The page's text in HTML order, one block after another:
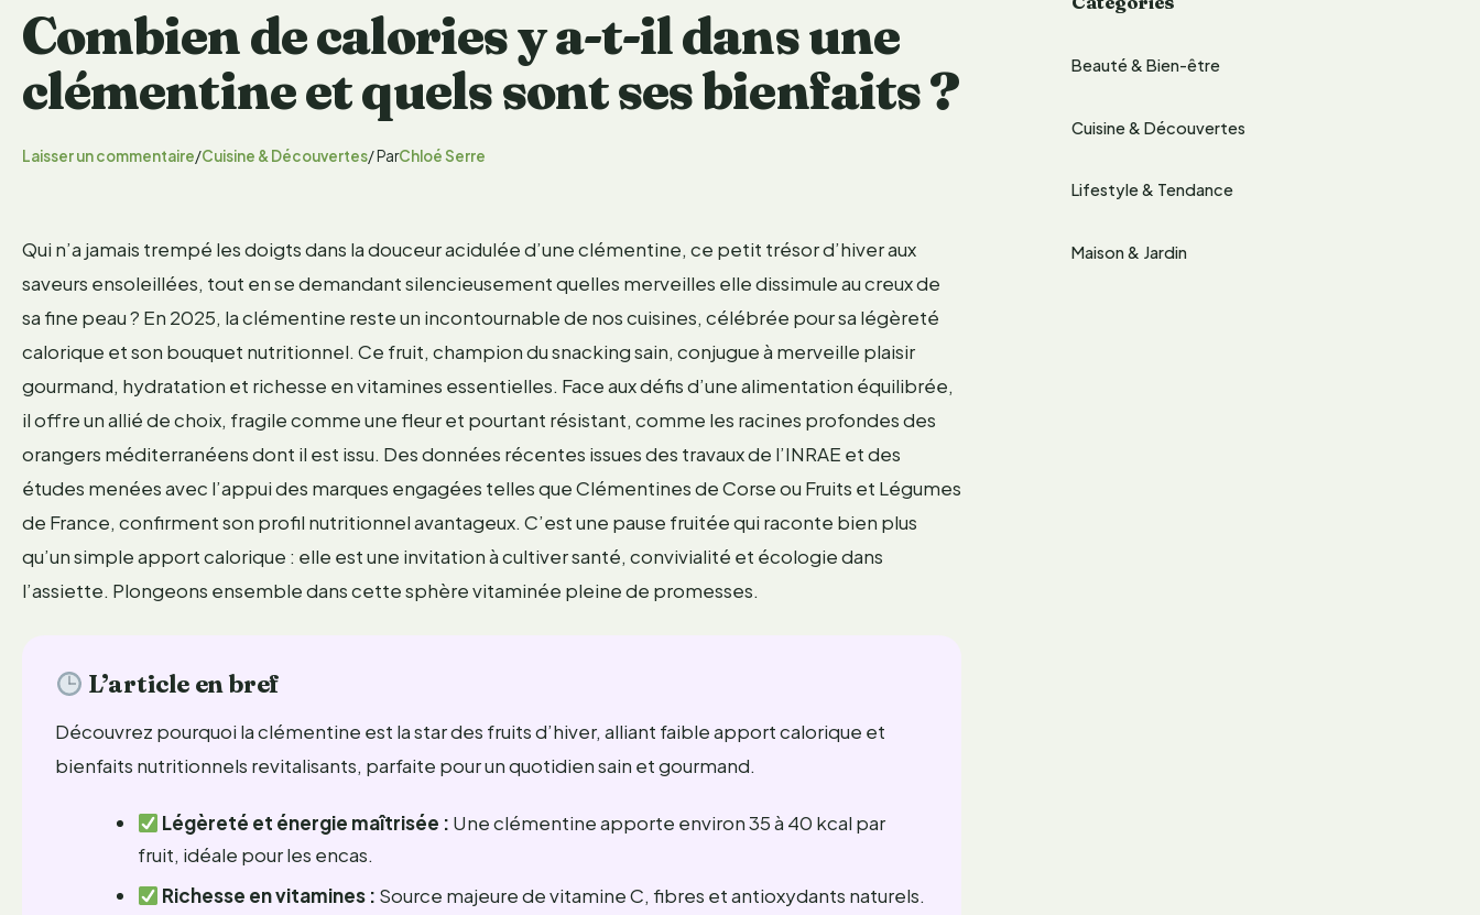
Combien de calories y a-t-il dans une
clémentine et quels sont ses bienfaits ?
Laisser un commentaire/Cuisine & Découvertes/ ParChloé Serre
Qui n’a jamais trempé les doigts dans la douceur acidulée d’une clémentine, ce petit trésor d’hiver aux
saveurs ensoleillées, tout en se demandant silencieusement quelles merveilles elle dissimule au creux de
sa fine peau ? En 2025, la clémentine reste un incontournable de nos cuisines, célébrée pour sa légèreté
calorique et son bouquet nutritionnel. Ce fruit, champion du snacking sain, conjugue à merveille plaisir
gourmand, hydratation et richesse en vitamines essentielles. Face aux défis d’une alimentation équilibrée,
il offre un allié de choix, fragile comme une fleur et pourtant résistant, comme les racines profondes des
orangers méditerranéens dont il est issu. Des données récentes issues des travaux de l’INRAE et des
études menées avec l’appui des marques engagées telles que Clémentines de Corse ou Fruits et Légumes
de France, confirment son profil nutritionnel avantageux. C’est une pause fruitée qui raconte bien plus
qu’un simple apport calorique : elle est une invitation à cultiver santé, convivialité et écologie dans
l’assiette. Plongeons ensemble dans cette sphère vitaminée pleine de promesses.
L’article en bref
Découvrez pourquoi la clémentine est la star des fruits d’hiver, alliant faible apport calorique et
bienfaits nutritionnels revitalisants, parfaite pour un quotidien sain et gourmand.
Légèreté et énergie maîtrisée : Une clémentine apporte environ 35 à 40 kcal par
fruit, idéale pour les encas.
Richesse en vitamines : Source majeure de vitamine C, fibres et antioxydants naturels.
Beauté & Bien-être
Cuisine & Découvertes
Lifestyle & Tendance
Maison & Jardin